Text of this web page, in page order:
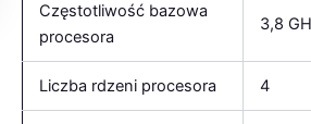
Częstotliwość bazowa
procesora
3,8
Liczba rdzeni procesora 4